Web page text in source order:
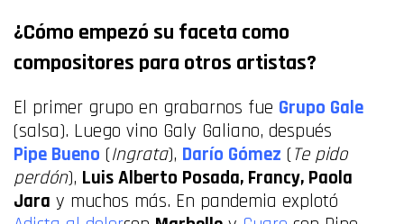
¿Cómo empezó su faceta como
compositores para otros artistas?
El primer grupo en grabarnos fue Grupo Gale
(salsa). Luego vino Galy Galiano, después
Pipe Bueno (Ingrata), Darío Gómez (Te pido
perdón), Luis Alberto Posada, Francy, Paola
Jara y muchos más. En pandemia explotó